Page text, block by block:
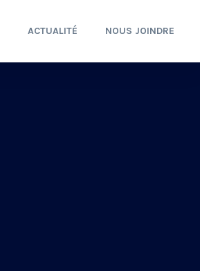
ACTUALITÉ NOUS JOINDRE